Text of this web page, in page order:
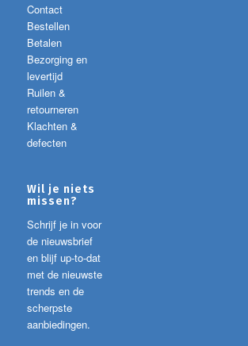
Contact
Bestellen
Betalen
Bezorging en
levertijd
Ruilen &
retourneren
Klachten &
defecten
Wil je niets
missen?
Schrijf je in voor
de nieuwsbrief
en blijf up-to-dat
met de nieuwste
trends en de
scherpste
aanbiedingen.